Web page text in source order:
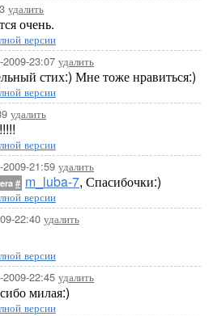
удалить
очень.
версии
2009-23:07 удалить
стих:) Мне тоже нравиться:)
версии
удалить
версии
2009-21:59 удалить
# m_luba-7, Спасибочки:)
версии
22:40 удалить
версии
2009-22:45 удалить
милая:)
версии